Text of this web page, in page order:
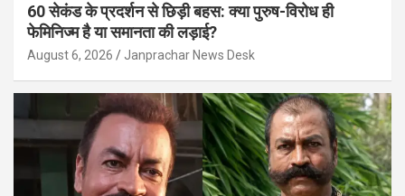
60 सेकंड के प्रदर्शन से छिड़ी बहस: क्या पुरुष-विरोध ही
फेमिनिज्म है या समानता की लड़ाई?
August 6, 2026 Janprachar News Desk